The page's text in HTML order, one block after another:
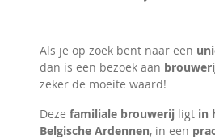
Als je op zoek bent naar een
dan is een bezoek aan
zeker de moeite waard!
Deze familiale brouwerij ligt in
Belgische Ardennen, in een